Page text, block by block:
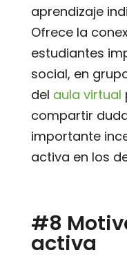
aprendizaje
Ofrece la
estudiantes
social, en
del aula virtual
compartir
importante
activa en los
#8
activa